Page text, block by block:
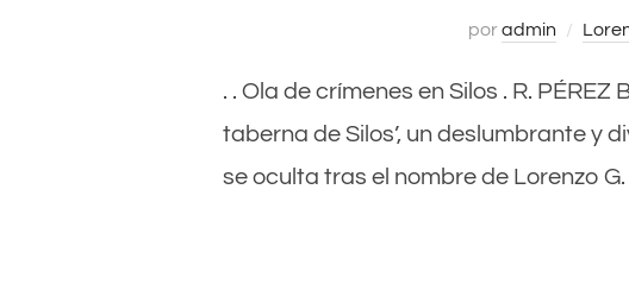
poradmin
. . Ola de crímenes en Silos . R.
taberna de Silos’, un deslumbrante y
se oculta tras el nombre de Lorenzo